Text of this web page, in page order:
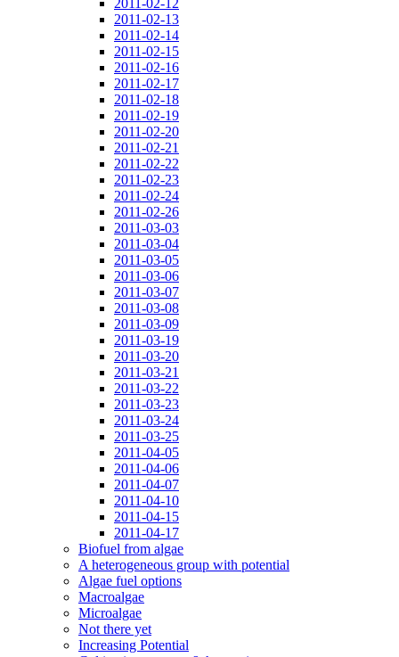
2011-02-13
2011-02-14
2011-02-15
2011-02-16
2011-02-17
2011-02-18
2011-02-19
2011-02-20
2011-02-21
2011-02-22
2011-02-23
2011-02-24
2011-02-26
2011-03-03
2011-03-04
2011-03-05
2011-03-06
2011-03-07
2011-03-08
2011-03-09
2011-03-19
2011-03-20
2011-03-21
2011-03-22
2011-03-23
2011-03-24
2011-03-25
2011-04-05
2011-04-06
2011-04-07
2011-04-10
2011-04-15
2011-04-17
Biofuel from algae
A heterogeneous group with potential
Algae fuel options
Macroalgae
Microalgae
Not there yet
Increasing Potential